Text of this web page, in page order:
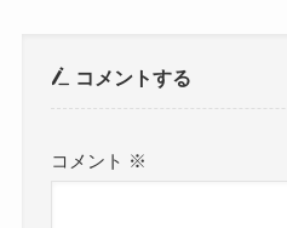
コメントする
コメント ※